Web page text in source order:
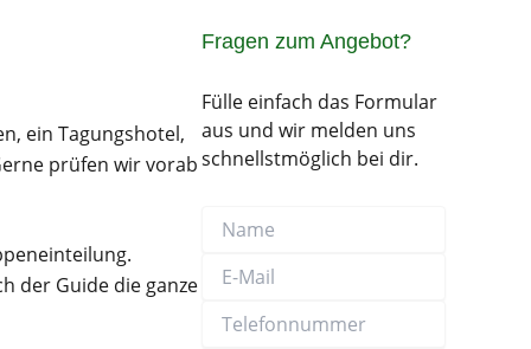
ein Tagungshotel,
prüfen wir vorab
der Guide die ganze
Fragen zum Angebot?
Fülle einfach das Formular
aus und wir melden uns
schnellstmöglich bei dir.
Mail